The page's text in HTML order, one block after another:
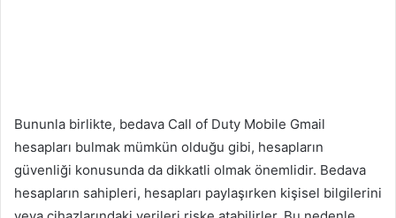
Bununla birlikte, bedava Call of Duty Mobile Gmail
hesapları bulmak mümkün olduğu gibi, hesapların
güvenliği konusunda da dikkatli olmak önemlidir. Bedava
hesapların sahipleri, hesapları paylaşırken kişisel bilgilerini